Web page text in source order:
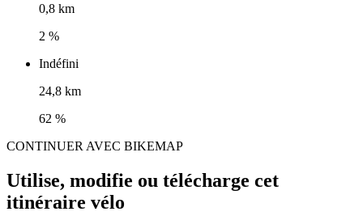
0,8 km
2 %
Indéfini
24,8 km
62 %
CONTINUER AVEC BIKEMAP
Utilise, modifie ou télécharge cet
itinéraire vélo